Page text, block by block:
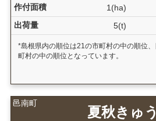
作付面積
1(ha)
出荷量
5(t)
*島根県内の順位は21の市町村の中の順位
町村の中の順位となっています。
邑南町
夏秋きゅ